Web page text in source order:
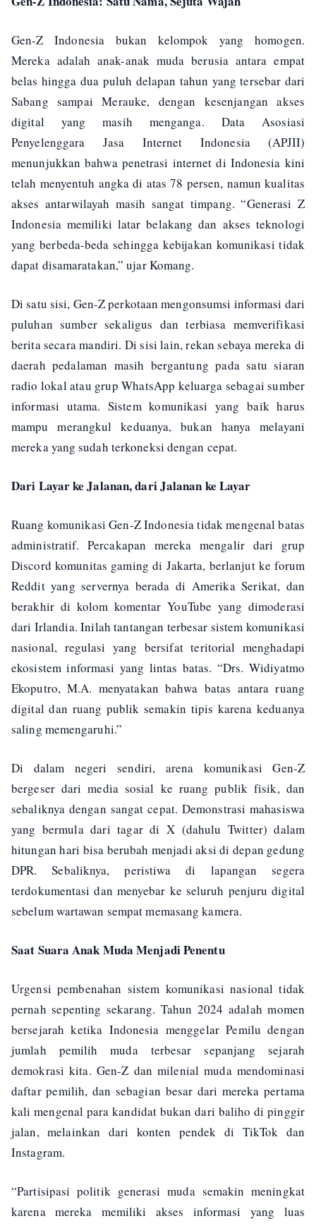
Gen-Z Indonesia bukan kelompok yang homogen.
Mereka adalah anak-anak muda berusia antara empat
belas hingga dua puluh delapan tahun yang tersebar dari
Sabang sampai Merauke, dengan kesenjangan akses
digital yang masih menganga. Data Asosiasi
Penyelenggara Jasa Internet Indonesia (APJII)
menunjukkan bahwa penetrasi internet di Indonesia kini
telah menyentuh angka di atas 78 persen, namun kualitas
akses antarwilayah masih sangat timpang. “Generasi Z
Indonesia memiliki latar belakang dan akses teknologi
yang berbeda-beda sehingga kebijakan komunikasi tidak
dapat disamaratakan,” ujar Komang.
Di satu sisi, Gen-Z perkotaan mengonsumsi informasi dari
puluhan sumber sekaligus dan terbiasa memverifikasi
berita secara mandiri. Di sisi lain, rekan sebaya mereka di
daerah pedalaman masih bergantung pada satu siaran
radio lokal atau grup WhatsApp keluarga sebagai sumber
informasi utama. Sistem komunikasi yang baik harus
mampu merangkul keduanya, bukan hanya melayani
mereka yang sudah terkoneksi dengan cepat.
Dari Layar ke Jalanan, dari Jalanan ke Layar
Ruang komunikasi Gen-Z Indonesia tidak mengenal batas
administratif. Percakapan mereka mengalir dari grup
Discord komunitas gaming di Jakarta, berlanjut ke forum
Reddit yang servernya berada di Amerika Serikat, dan
berakhir di kolom komentar YouTube yang dimoderasi
dari Irlandia. Inilah tantangan terbesar sistem komunikasi
nasional, regulasi yang bersifat teritorial menghadapi
ekosistem informasi yang lintas batas. “Drs. Widiyatmo
Ekoputro, M.A. menyatakan bahwa batas antara ruang
digital dan ruang publik semakin tipis karena keduanya
saling memengaruhi.”
Di dalam negeri sendiri, arena komunikasi Gen-Z
bergeser dari media sosial ke ruang publik fisik, dan
sebaliknya dengan sangat cepat. Demonstrasi mahasiswa
yang bermula dari tagar di X (dahulu Twitter) dalam
hitungan hari bisa berubah menjadi aksi di depan gedung
DPR. Sebaliknya, peristiwa di lapangan segera
terdokumentasi dan menyebar ke seluruh penjuru digital
sebelum wartawan sempat memasang kamera.
Saat Suara Anak Muda Menjadi Penentu
Urgensi pembenahan sistem komunikasi nasional tidak
pernah sepenting sekarang. Tahun 2024 adalah momen
bersejarah ketika Indonesia menggelar Pemilu dengan
jumlah pemilih muda terbesar sepanjang sejarah
demokrasi kita. Gen-Z dan milenial muda mendominasi
daftar pemilih, dan sebagian besar dari mereka pertama
kali mengenal para kandidat bukan dari baliho di pinggir
jalan, melainkan dari konten pendek di TikTok dan
Instagram.
“Partisipasi politik generasi muda semakin meningkat
karena mereka memiliki akses informasi yang luas